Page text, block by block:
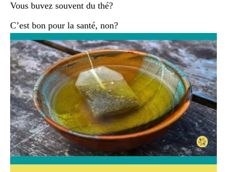
Vous buvez souvent du thé?
C’est bon pour la santé, non?